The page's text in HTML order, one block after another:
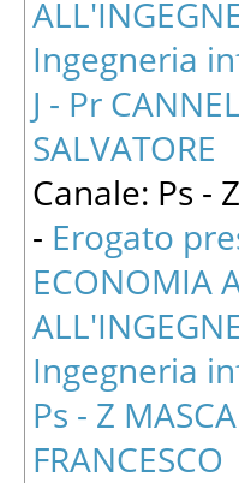
Ingegneria
J - Pr
SALVATORE
Canale: Ps - Z
- Erogato
ECONOMIA
Ingegneria
Ps - Z
FRANCESCO